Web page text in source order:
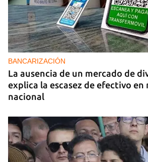
BANCARIZACIÓN
La ausencia de un mercado de
explica la escasez de efectivo en
nacional